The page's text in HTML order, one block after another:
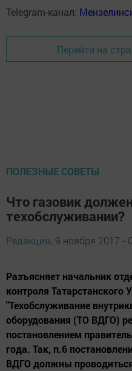
Telegram-канал:
Перейти на
ПОЛЕЗНЫЕ СОВЕТЫ
Что газовик
техобслуживании?
Редакция, 9 ноября 2017 -
Разъясняет начальник
контроля Татарстанского
"Техобслуживание
оборудования (ТО ВДГО)
постановлением
года. Так, п.6
ВДГО должны